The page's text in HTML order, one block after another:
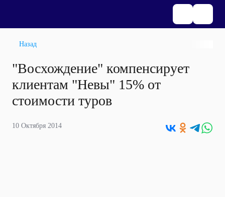
Назад
"Восхождение" компенсирует
клиентам "Невы" 15% от
стоимости туров
10 Октября 2014